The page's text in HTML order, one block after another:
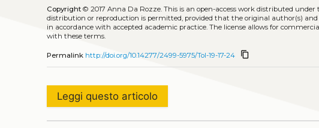
Copyright © 2017 Anna Da Rozze.This is an open-access work distributed
distribution or reproduction is permitted, provided that the original author(s)
in accordance with accepted academic practice. The license allows for
with these terms.
Permalink http://doi.org/10.14277/2499-5975/Tol-19-17-24 content_copy
Leggi questo articolo